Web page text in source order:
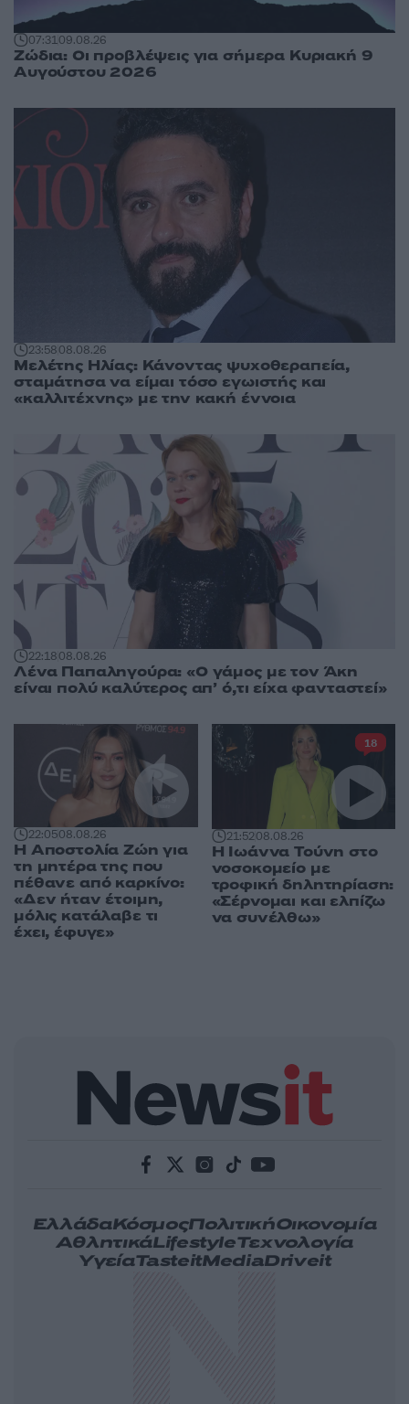
07:3109.08.26
Ζώδια: Οι προβλέψεις για σήμερα Κυριακή 9
Αυγούστου 2026
23:5808.08.26
Μελέτης Ηλίας: Κάνοντας ψυχοθεραπεία,
σταμάτησα να είμαι τόσο εγωιστής και
«καλλιτέχνης» με την κακή έννοια
22:1808.08.26
Λένα Παπαληγούρα: «Ο γάμος με τον Άκη
είναι πολύ καλύτερος απ’ ό,τι είχα φανταστεί»
22:0508.08.26
Η Αποστολία Ζώη για
τη μητέρα της που
πέθανε από καρκίνο:
«Δεν ήταν έτοιμη,
μόλις κατάλαβε τι
έχει, έφυγε»
21:5208.08.26
Η Ιωάννα Τούνη στο
νοσοκομείο με
τροφική δηλητηρίαση:
«Σέρνομαι και ελπίζω
να συνέλθω»
18
ΕλλάδαΚόσμοςΠολιτικήΟικονομία
ΑθλητικάLifestyleΤεχνολογία
ΥγείαTasteitMediaDriveit